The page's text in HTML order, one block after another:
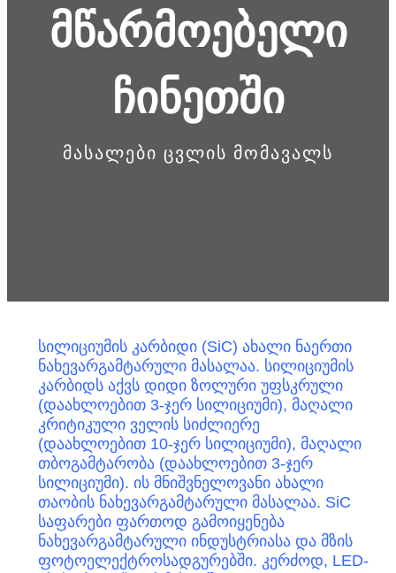
მწარმოებელი
ჩინეთში
მასალები ცვლის მომავალს
სილიციუმის კარბიდი (SiC) ახალი ნაერთი
ნახევარგამტარული მასალაა. სილიციუმის
კარბიდს აქვს დიდი ზოლური უფსკრული
(დაახლოებით 3-ჯერ სილიციუმი), მაღალი
კრიტიკული ველის სიძლიერე
(დაახლოებით 10-ჯერ სილიციუმი), მაღალი
თბოგამტარობა (დაახლოებით 3-ჯერ
სილიციუმი). ის მნიშვნელოვანი ახალი
თაობის ნახევარგამტარული მასალაა. SiC
საფარები ფართოდ გამოიყენება
ნახევარგამტარული ინდუსტრიასა და მზის
ფოტოელექტროსადგურებში. კერძოდ, LED-